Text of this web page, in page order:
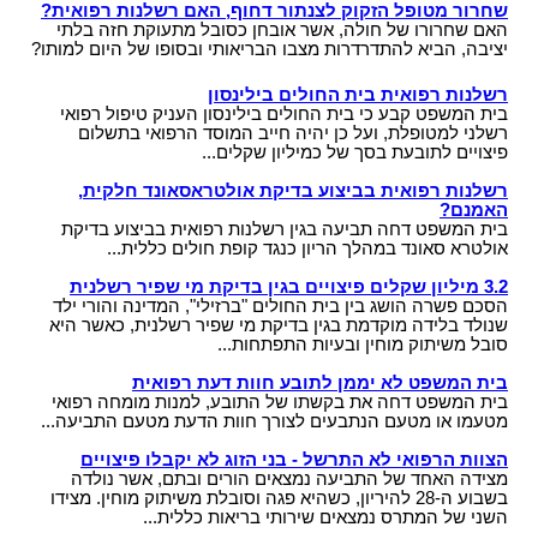
שחרור מטופל הזקוק לצנתור דחוף, האם רשלנות רפואית?
האם שחרורו של חולה, אשר אובחן כסובל מתעוקת חזה בלתי
יציבה, הביא להתדרדרות מצבו הבריאותי ובסופו של היום למותו?
רשלנות רפואית בית החולים בילינסון
בית המשפט קבע כי בית החולים בילינסון העניק טיפול רפואי
רשלני למטופלת, ועל כן יהיה חייב המוסד הרפואי בתשלום
פיצויים לתובעת בסך של כמיליון שקלים...
רשלנות רפואית בביצוע בדיקת אולטראסאונד חלקית,
האמנם?
בית המשפט דחה תביעה בגין רשלנות רפואית בביצוע בדיקת
אולטרא סאונד במהלך הריון כנגד קופת חולים כללית...
3.2 מיליון שקלים פיצויים בגין בדיקת מי שפיר רשלנית
הסכם פשרה הושג בין בית החולים "ברזילי", המדינה והורי ילד
שנולד בלידה מוקדמת בגין בדיקת מי שפיר רשלנית, כאשר היא
סובל משיתוק מוחין ובעיות התפתחות...
בית המשפט לא יממן לתובע חוות דעת רפואית
בית המשפט דחה את בקשתו של התובע, למנות מומחה רפואי
מטעמו או מטעם הנתבעים לצורך חוות הדעת מטעם התביעה...
הצוות הרפואי לא התרשל - בני הזוג לא יקבלו פיצויים
מצידה האחד של התביעה נמצאים הורים ובתם, אשר נולדה
בשבוע ה-28 להיריון, כשהיא פגה וסובלת משיתוק מוחין. מצידו
השני של המתרס נמצאים שירותי בריאות כללית...